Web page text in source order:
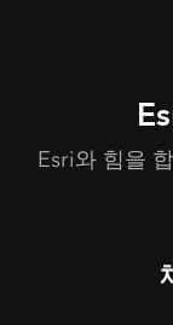
Esri와 힘을